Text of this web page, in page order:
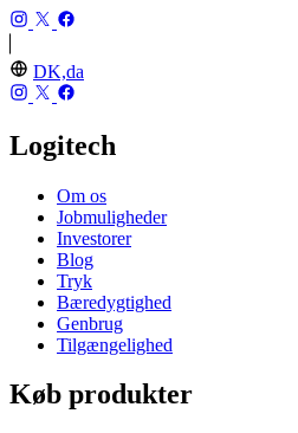
DK,da
Logitech
Om os
Jobmuligheder
Investorer
Blog
Tryk
Bæredygtighed
Genbrug
Tilgængelighed
Køb produkter